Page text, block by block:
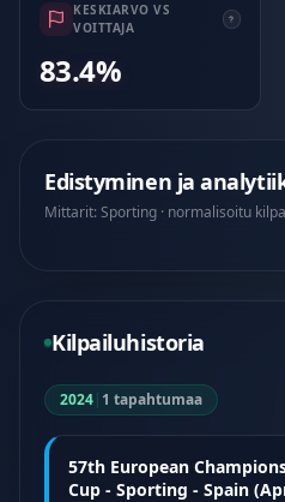
KESKIARVO VS
VOITTAJA
83.4%
Edistyminen ja
Mittarit: Sporting · normalisoitu
Kilpailuhistoria
2024| 1 tapahtumaa
57th European
Cup - Sporting - Spain